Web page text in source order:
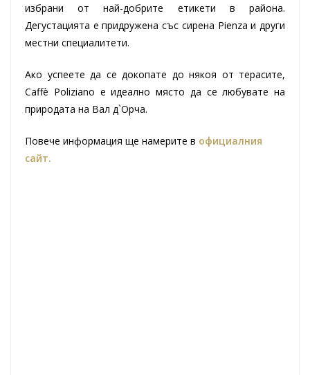
избрани от най-добрите етикети в района.
Дегустацията е придружена със сирена Pienza и други
местни специалитети.
Ако успеете да се докопате до някоя от терасите,
Caffè Poliziano е идеално място да се любувате на
природата на Вал д`Орча.
Повече информация ще намерите в официалния
сайт.